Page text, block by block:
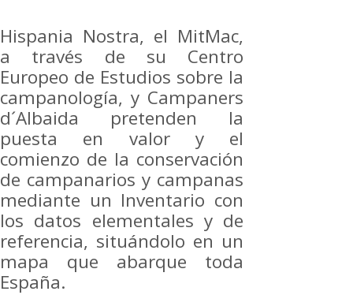
Hispania Nostra, el MitMac,
a través de su Centro
Europeo de Estudios sobre la
campanología, y Campaners
d´Albaida pretenden la
puesta en valor y el
comienzo de la conservación
de campanarios y campanas
mediante un Inventario con
los datos elementales y de
referencia, situándolo en un
mapa que abarque toda
España.